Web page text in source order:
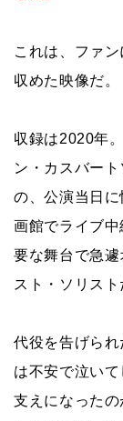
これは、ファ
収めた映像だ。
収録は2020年
ン・カスバー
の、公演当日
画館でライブ
要な舞台で急
スト・ソリス
代役を告げられ
は不安で泣い
支えになった